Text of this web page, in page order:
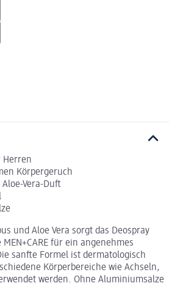
Herren
Körpergeruch
Vera-Duft
und Aloe Vera sorgt das Deospray
für ein angenehmes
sanfte Formel ist dermatologisch
Körperbereiche wie Achseln,
werden. Ohne Aluminiumsalze